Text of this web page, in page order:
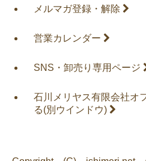
メルマガ登録・解除
営業カレンダー
SNS・卸売り専用ページ
石川メリヤス有限会社オ
る(別ウインドウ)